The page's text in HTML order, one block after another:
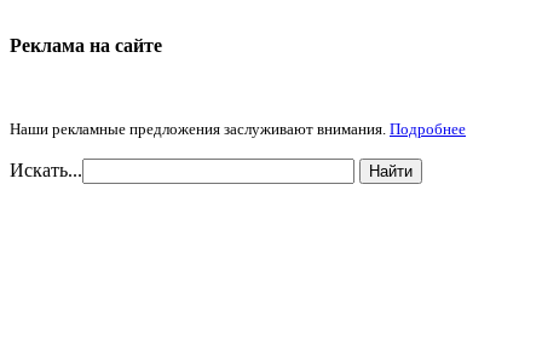
Реклама на cайте
Наши рекламные предложения заслуживают внимания. Подробнее
Искать... Найти